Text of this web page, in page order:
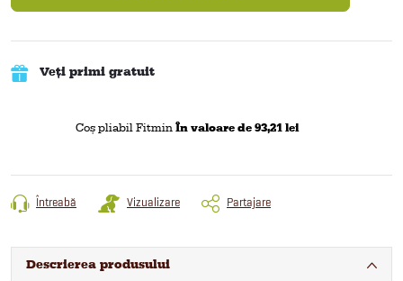
Veți primi gratuit
Coș pliabil Fitmin În valoare de 93,21 lei
Întreabă Vizualizare Partajare
Descrierea produsului